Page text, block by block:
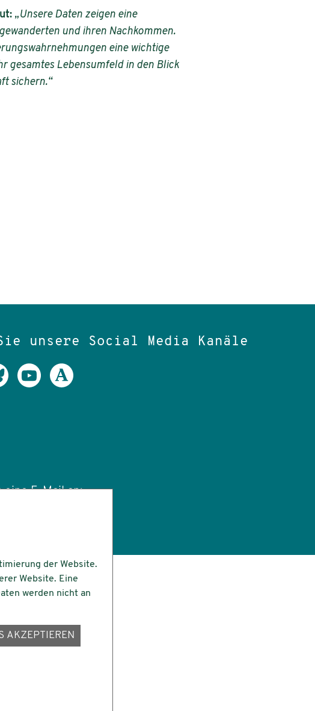
„Unsere Daten zeigen eine
und ihren Nachkommen.
eine wichtige
gesamtes Lebensumfeld in den Blick
sichern.“
unsere Social Media Kanäle
eine E-Mail an:
institut.de
der Website.
Website. Eine
werden nicht an
AKZEPTIEREN